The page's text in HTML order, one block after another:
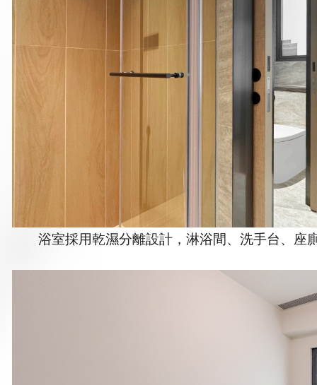
浴室採用乾濕分離設計，淋浴間、洗手台、座